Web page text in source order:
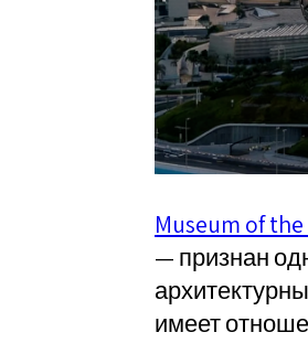
Museum of
— признан
имеет